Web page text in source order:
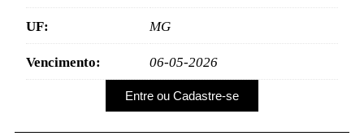
UF: MG
Vencimento: 06-05-2026
Entre ou Cadastre-se